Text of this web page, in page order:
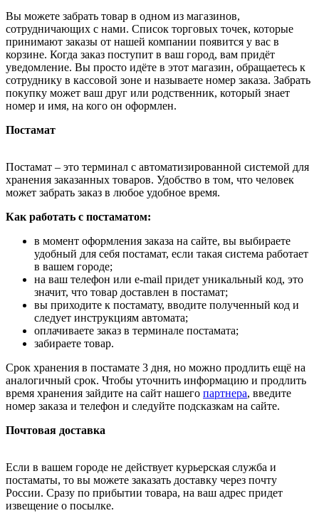
Вы можете забрать товар в одном из магазинов,
сотрудничающих с нами. Список торговых точек, которые
принимают заказы от нашей компании появится у вас в
корзине. Когда заказ поступит в ваш город, вам придёт
уведомление. Вы просто идёте в этот магазин, обращаетесь к
сотруднику в кассовой зоне и называете номер заказа. Забрать
покупку может ваш друг или родственник, который знает
номер и имя, на кого он оформлен.
Постамат
Постамат – это терминал с автоматизированной системой для
хранения заказанных товаров. Удобство в том, что человек
может забрать заказ в любое удобное время.
Как работать с постаматом:
в момент оформления заказа на сайте, вы выбираете
удобный для себя постамат, если такая система работает
в вашем городе;
на ваш телефон или e-mail придет уникальный код, это
значит, что товар доставлен в постамат;
вы приходите к постамату, вводите полученный код и
следует инструкциям автомата;
оплачиваете заказ в терминале постамата;
забираете товар.
Срок хранения в постамате 3 дня, но можно продлить ещё на
аналогичный срок. Чтобы уточнить информацию и продлить
время хранения зайдите на сайт нашего партнера, введите
номер заказа и телефон и следуйте подсказкам на сайте.
Почтовая доставка
Если в вашем городе не действует курьерская служба и
постаматы, то вы можете заказать доставку через почту
России. Сразу по прибытии товара, на ваш адрес придет
извещение о посылке.